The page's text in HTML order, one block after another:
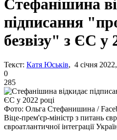
Стефанішина
підписання
безвізу" з ЄС у
Текст: Катя Юськів, 4 січня
0
285
Фото: Ольга Стефанишина /
Віце-прем'єр-міністр з питань
євроатлантичної інтеграції